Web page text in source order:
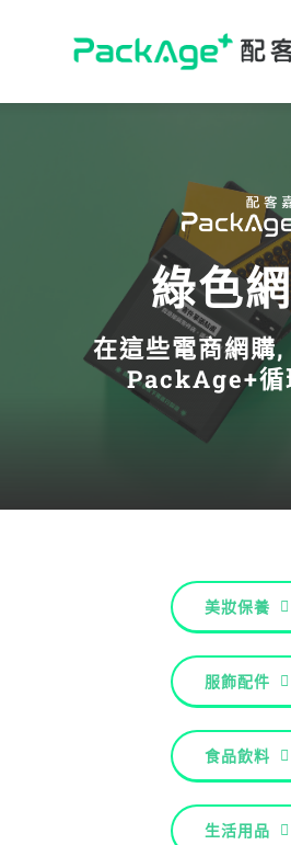
循環包裝
消費者專區
永續影響力
媒體報導
綠色
在這些電商網購,
PackAge+循
美妝保養
服飾配件
食品飲料
生活用品